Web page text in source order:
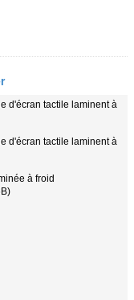
d'écran tactile laminent à
d'écran tactile laminent à
à froid